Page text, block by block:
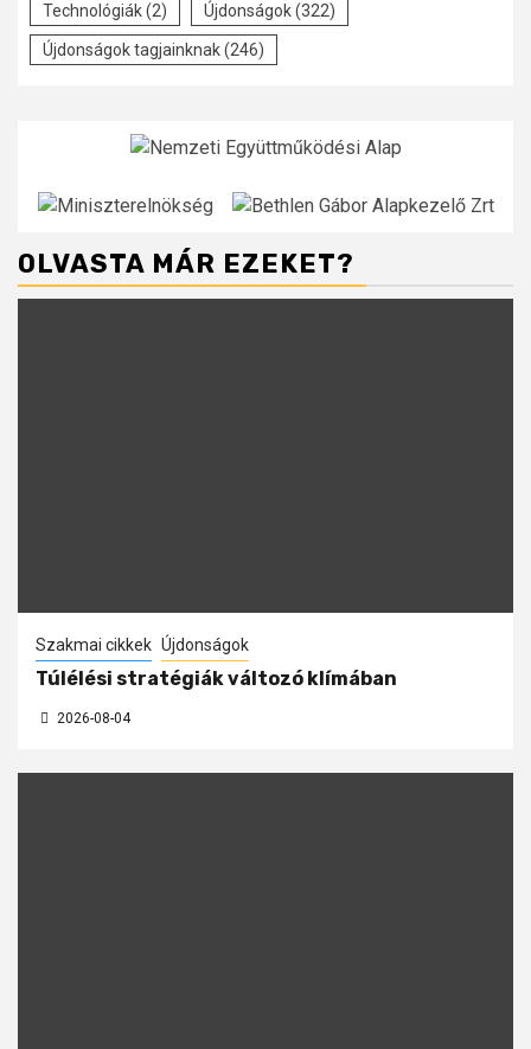
Technológiák(2) Újdonságok(322)
Újdonságok tagjainknak(246)
OLVASTA MÁR EZEKET?
Szakmai cikkek Újdonságok
Túlélési stratégiák változó klímában
2026-08-04